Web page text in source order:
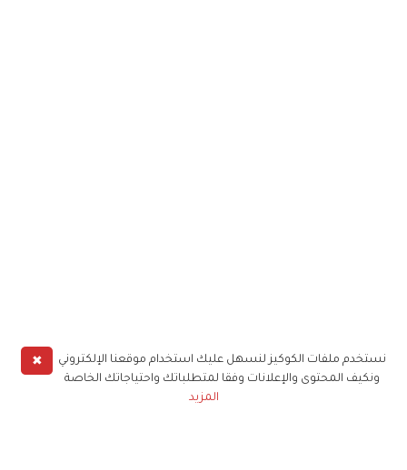
✖
نستخدم ملفات الكوكيز لنسهل عليك استخدام موقعنا الإلكتروني
ونكيف المحتوى والإعلانات وفقا لمتطلباتك واحتياجاتك الخاصة
المزيد